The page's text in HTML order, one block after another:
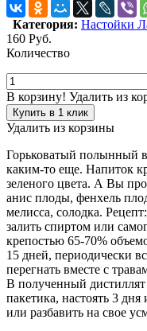
Категория: Настойки
160 Руб.
Количество
В корзину! Удалить из
Купить в 1 клик
Удалить из корзины
Горьковатый полынный
каким-то еще. Напиток
зеленого цвета. А Вы
анис плоды, фенхель
мелисса, солодка.
залить спиртом или
крепостью 65-70%
15 дней, периодически
перегнать вместе с
В полученный дистиллят
пакетика, настоять 3
или разбавить на свое